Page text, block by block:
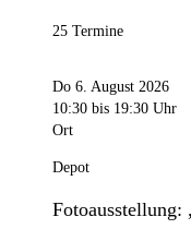
25 Termine
Do 6. August 2026
10:30 bis 19:30 Uhr
Ort
Depot